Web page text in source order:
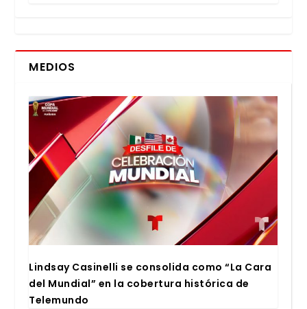
MEDIOS
Lind­say Casi­ne­lli se con­so­li­da como “La Cara
del Mun­dial” en la cober­tu­ra his­tó­ri­ca de
Tele­mun­do